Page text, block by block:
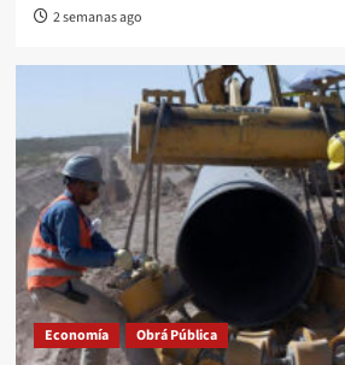
2 semanas ago
Economía Obrá Pública